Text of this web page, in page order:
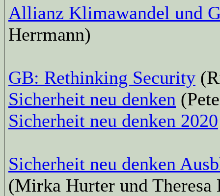
Allianz Klimawandel und
Herrmann)
GB: Rethinking Security
Sicherheit neu denken
Sicherheit neu denken 2020
Sicherheit neu denken
(Mirka Hurter und Theresa